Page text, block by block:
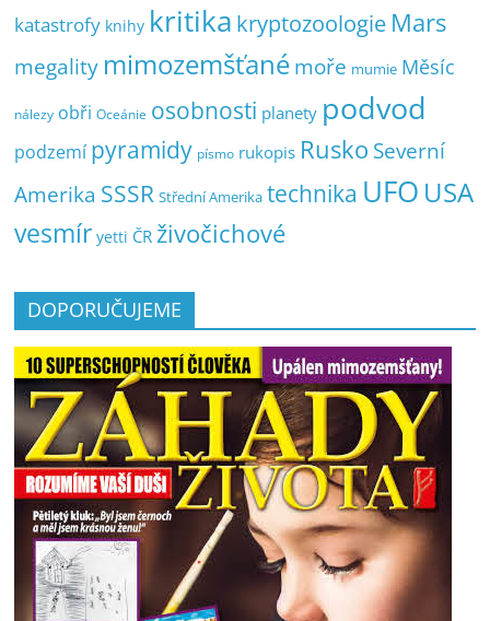
katastrofy knihy kritika kryptozoologie Mars
megality mimozemšťanémoře mumie Měsíc
nálezy obři Oceánie osobnosti planety podvod
podzemí pyramidy písmo rukopis Rusko Severní
Amerika SSSR Střední Amerika technika UFO USA
vesmír yetti ČR živočichové
DOPORUČUJEME